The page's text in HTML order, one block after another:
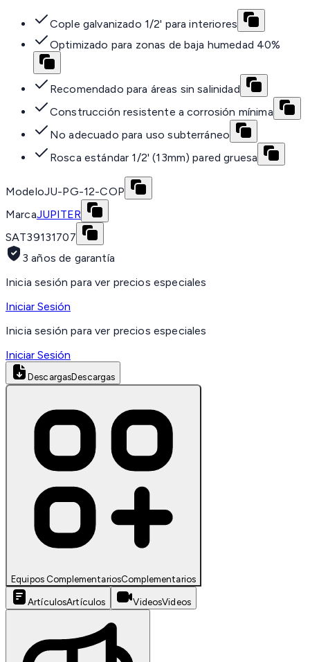
Cople galvanizado 1/2' para interiores
Optimizado para zonas de baja humedad 40%
Recomendado para áreas sin salinidad
Construcción resistente a corrosión mínima
No adecuado para uso subterráneo
Rosca estándar 1/2' (13mm) pared gruesa
ModeloJU-PG-12-COP
MarcaJUPITER
SAT39131707
3 años de garantía
Inicia sesión para ver precios especiales
Iniciar Sesión
Inicia sesión para ver precios especiales
Iniciar Sesión
DescargasDescargas
Equipos ComplementariosComplementarios
ArtículosArtículos VideosVideos